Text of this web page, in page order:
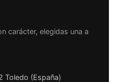
carácter, elegidas una a
Toledo (España)